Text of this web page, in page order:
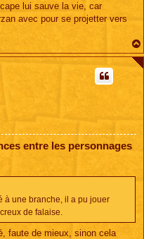
lui sauve la vie, car
avec pour se projetter vers
entre les personnages
à une branche, il a pu jouer
de falaise.
faute de mieux, sinon cela